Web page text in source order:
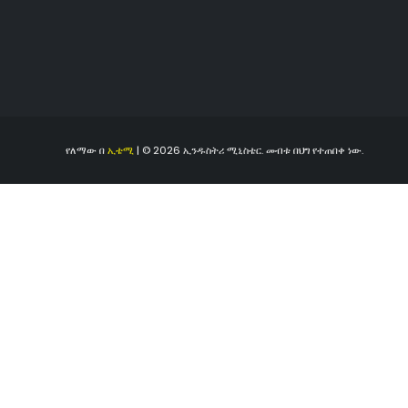
የለማው በኢቴሚ| © 2026 ኢንዱስትሪ ሚኒስቴር. መብቱ በህግ የተጠበቀ ነው.